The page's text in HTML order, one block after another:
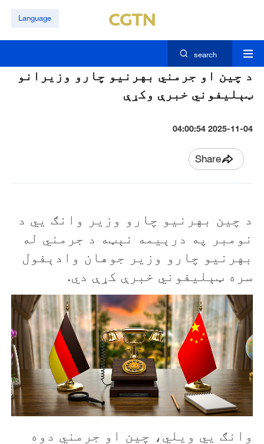
Language
search
د چين او جرمني بهرنيو چارو وزيرانو
ټېليفوني خبرې وکړې
2025-11-04 04:00:54
Share
د چين بهرنيو چارو وزير وانګ يي د
نومبر په درېيمه نېټه د جرمني له
بهرنيو چارو وزير جوهان وادېفول
سره ټېليفوني‌ خبرې کړې دي.
وانګ يي ويلي، چين او جرمني دوه